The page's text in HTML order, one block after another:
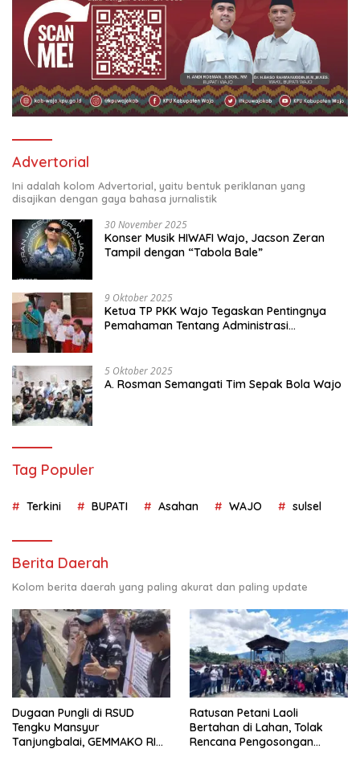
Advertorial
Ini adalah kolom Advertorial, yaitu bentuk periklanan yang
disajikan dengan gaya bahasa jurnalistik
30 November 2025
Konser Musik HIWAFI Wajo, Jacson Zeran
Tampil dengan “Tabola Bale”
9 Oktober 2025
Ketua TP PKK Wajo Tegaskan Pentingnya
Pemahaman Tentang Administrasi
5 Oktober 2025
A. Rosman Semangati Tim Sepak Bola Wajo
Tag Populer
Terkini BUPATI Asahan WAJO sulsel
Berita Daerah
Kolom berita daerah yang paling akurat dan paling update
Dugaan Pungli di RSUD
Tengku Mansyur
Tanjungbalai, GEMMAKO RI
Ratusan Petani Laoli
Bertahan di Lahan, Tolak
Rencana Pengosongan